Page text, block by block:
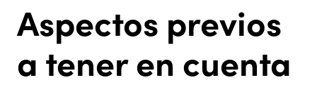
Aspectos previos
a tener en cuenta